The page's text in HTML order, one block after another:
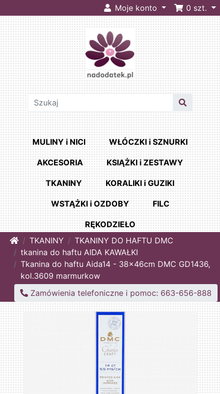
Moje konto 0 szt.
MULINY i NICI WŁÓCZKI i SZNURKI
AKCESORIA KSIĄŻKI i ZESTAWY
TKANINY KORALIKI i GUZIKI
WSTĄŻKI i OZDOBY FILC
RĘKODZIEŁO
HomeTKANINY
TKANINY DO HAFTU DMC
tkanina do haftu AIDA KAWAŁKI
Tkanina do haftu Aida14 - 38x46cm DMC GD1436,
kol.3609 marmurkow
Zamówienia telefoniczne i pomoc: 663-656-888